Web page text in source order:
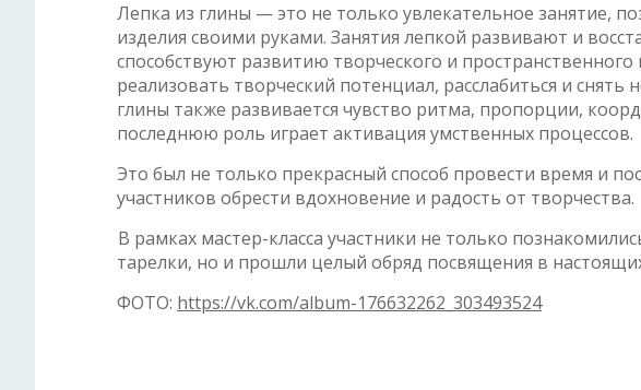
Лепка из глины — это не только увлекательное занятие,
изделия своими руками. Занятия лепкой развивают и
способствуют развитию творческого и
реализовать творческий потенциал, расслабиться и
глины также развивается чувство ритма, пропорции,
последнюю роль играет активация умственных процессов.
Это был не только прекрасный способ провести время и
участников обрести вдохновение и радость от творчества.
В рамках мастер-класса участники не только
тарелки, но и прошли целый обряд посвящения в
ФОТО: https://vk.com/album-176632262_303493524